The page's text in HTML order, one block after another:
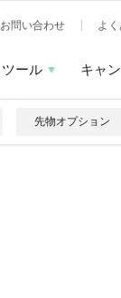
お問い合わせ よ
ツール キャ
先物オプション